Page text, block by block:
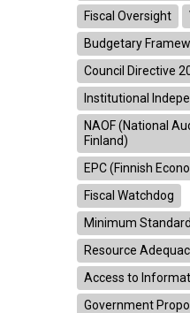
Fiscal Oversight
Budgetary
Council Directive
Institutional
NAOF (National
Finland)
EPC (Finnish
Fiscal Watchdog
Minimum
Resource
Access to
Government